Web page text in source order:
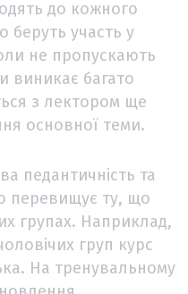
до кожного
беруть участь у
не пропускають
виникає багато
з лектором ще
основної теми.
педантичність та
перевищує ту, що
групах. Наприклад,
груп курс
На тренувальному